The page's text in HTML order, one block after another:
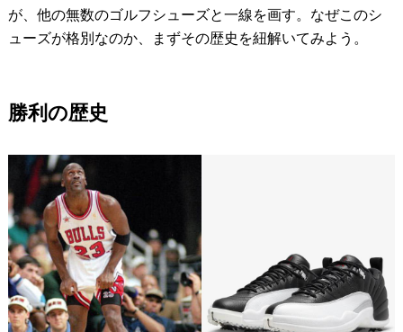
が、他の無数のゴルフシューズと一線を画す。なぜこのシ
ューズが格別なのか、まずその歴史を紐解いてみよう。
勝利の歴史